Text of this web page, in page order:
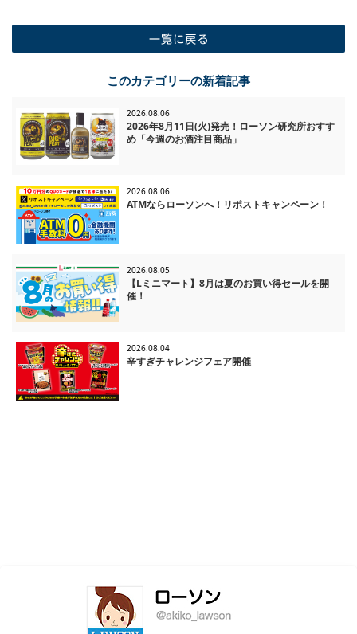
このカテゴリーの新着記事
2026.08.06
2026年8月11日(火)発売！ローソン研究所おすす
め「今週のお酒注目商品」
2026.08.06
ATMならローソンへ！リポストキャンペーン！
2026.08.05
【Lミニマート】8月は夏のお買い得セールを開
催！
2026.08.04
辛すぎチャレンジフェア開催